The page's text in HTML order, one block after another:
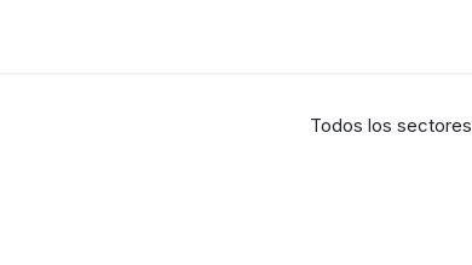
Todos los sectores